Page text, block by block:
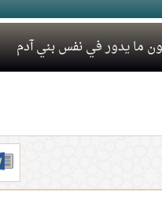
ما يدور في نفس بني آدم